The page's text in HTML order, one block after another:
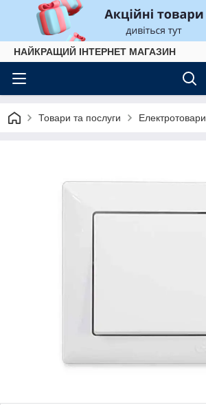
НАЙКРАЩИЙ ІНТЕРНЕТ МАГАЗИН
Товари та послуги Електротовари